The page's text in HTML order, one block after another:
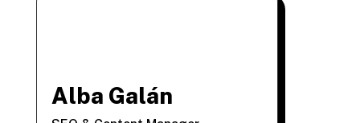
Alba Galán